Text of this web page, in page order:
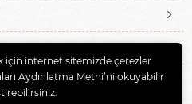
ÇOCUK GEREÇLERİ
için internet sitemizde çerezler
Aydınlatma Metni’ni okuyabilir